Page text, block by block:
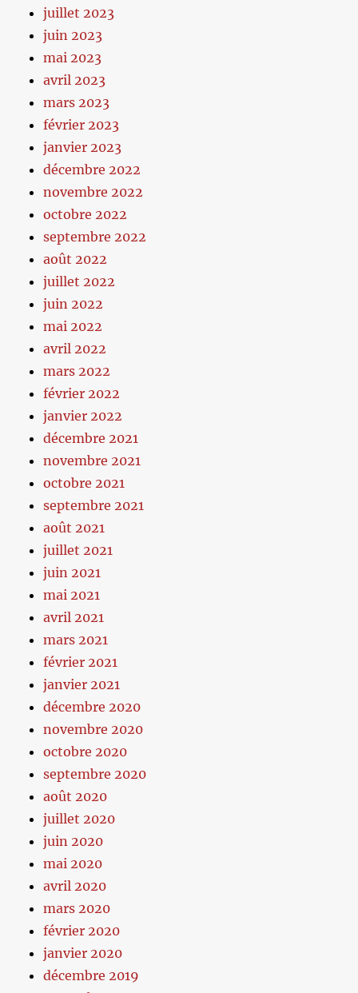
juillet 2023
juin 2023
mai 2023
avril 2023
mars 2023
février 2023
janvier 2023
décembre 2022
novembre 2022
octobre 2022
septembre 2022
août 2022
juillet 2022
juin 2022
mai 2022
avril 2022
mars 2022
février 2022
janvier 2022
décembre 2021
novembre 2021
octobre 2021
septembre 2021
août 2021
juillet 2021
juin 2021
mai 2021
avril 2021
mars 2021
février 2021
janvier 2021
décembre 2020
novembre 2020
octobre 2020
septembre 2020
août 2020
juillet 2020
juin 2020
mai 2020
avril 2020
mars 2020
février 2020
janvier 2020
décembre 2019